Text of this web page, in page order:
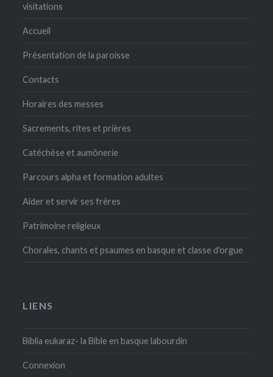
visitations
Accueil
Présentation de la paroisse
Contacts
Horaires des messes
Sacrements, rites et prières
Catéchèse et aumônerie
Parcours alpha et formation adultes
Aider et servir ses frères
Patrimoine religieux
Chorales, chants et psaumes en basque et classe d'orgue
LIENS
Biblia eukaraz- la Bible en basque labourdin
Connexion